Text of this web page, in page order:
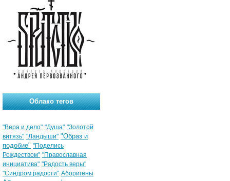
Облако тегов
"Вера и дело" "Душа" "Золотой
витязь" "Ландыши" "Образ и
подобие" "Поделись
Рождеством" "Православная
инициатива" "Радость веры"
"Синдром радости" Аборигены